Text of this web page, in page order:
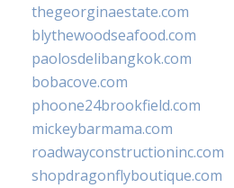
thegeorginaestate.com
blythewoodseafood.com
paolosdelibangkok.com
bobacove.com
phoone24brookfield.com
mickeybarmama.com
roadwayconstructioninc.com
shopdragonflyboutique.com